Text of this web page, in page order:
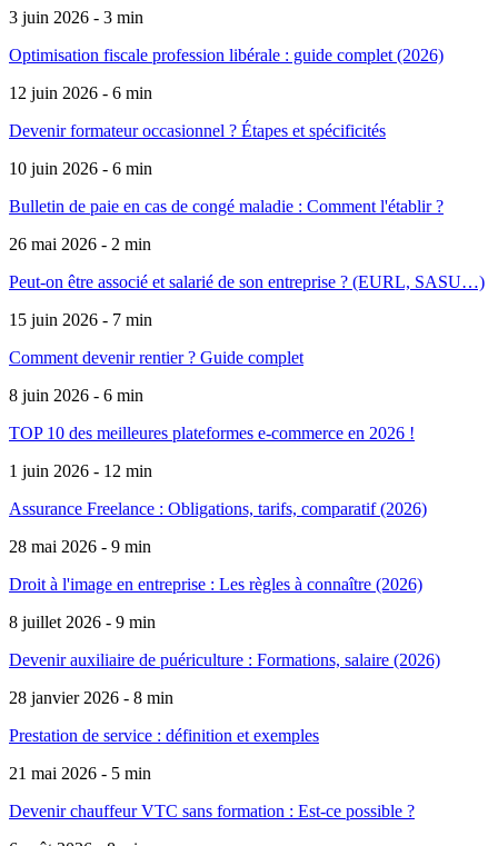
3 juin 2026 - 3 min
Optimisation fiscale profession libérale : guide complet (2026)
12 juin 2026 - 6 min
Devenir formateur occasionnel ? Étapes et spécificités
10 juin 2026 - 6 min
Bulletin de paie en cas de congé maladie : Comment l'établir ?
26 mai 2026 - 2 min
Peut-on être associé et salarié de son entreprise ? (EURL, SASU…)
15 juin 2026 - 7 min
Comment devenir rentier ? Guide complet
8 juin 2026 - 6 min
TOP 10 des meilleures plateformes e-commerce en 2026 !
1 juin 2026 - 12 min
Assurance Freelance : Obligations, tarifs, comparatif (2026)
28 mai 2026 - 9 min
Droit à l'image en entreprise : Les règles à connaître (2026)
8 juillet 2026 - 9 min
Devenir auxiliaire de puériculture : Formations, salaire (2026)
28 janvier 2026 - 8 min
Prestation de service : définition et exemples
21 mai 2026 - 5 min
Devenir chauffeur VTC sans formation : Est-ce possible ?